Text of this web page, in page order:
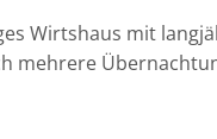
Wirtshaus mit
mehrere